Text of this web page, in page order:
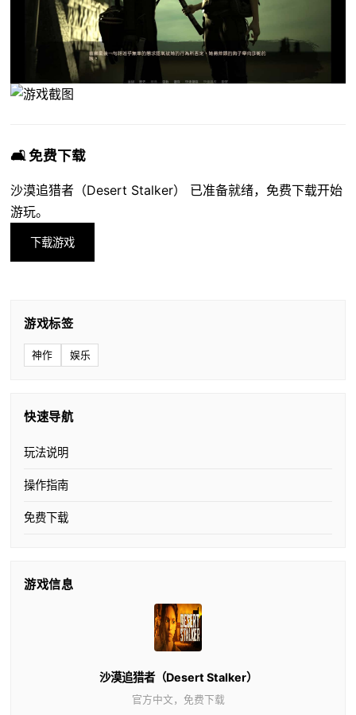
🛋️ 免费下载
沙漠追猎者（Desert Stalker） 已准备就绪，免费下载开始
游玩。
下载游戏
游戏标签
神作 娱乐
快速导航
玩法说明
操作指南
免费下载
游戏信息
沙漠追猎者（Desert Stalker）
官方中文，免费下载